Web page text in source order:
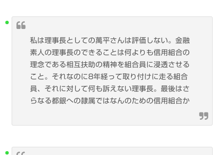
私は理事長としての萬平さんは評価しない。金融
素人の理事長のできることは何よりも信用組合の
理念である相互扶助の精神を組合員に浸透させる
こと。それなのに8年経って取り付けに走る組合
員、それに対して何も訴えない理事長。最後はさ
らなる都銀への隷属ではなんのための信用組合か